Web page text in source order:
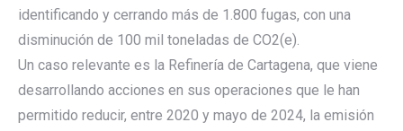
identificando y cerrando más de 1.800 fugas, con una
disminución de 100 mil toneladas de CO2(e).
Un caso relevante es la Refinería de Cartagena, que viene
desarrollando acciones en sus operaciones que le han
permitido reducir, entre 2020 y mayo de 2024, la emisión